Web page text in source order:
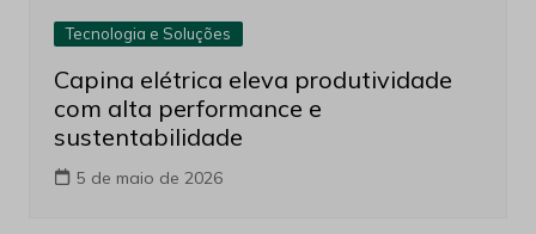
Tecnologia e Soluções
Capina elétrica eleva produtividade
com alta performance e
sustentabilidade
5 de maio de 2026